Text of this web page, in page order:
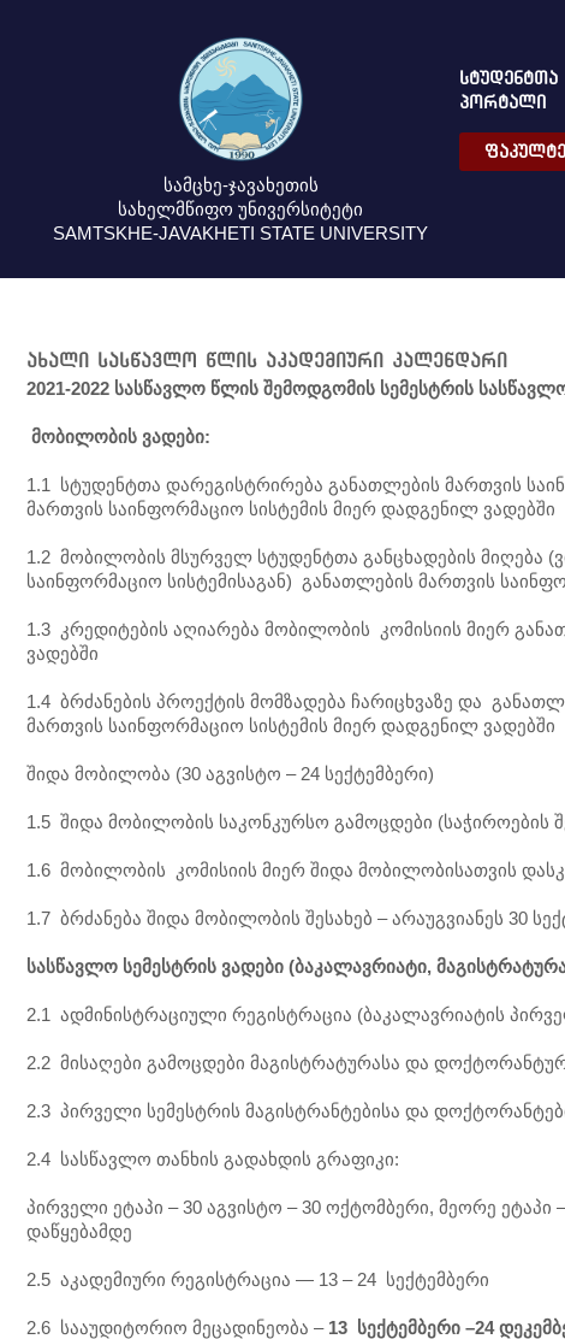
სამცხე-ჯავახეთის
სახელმწიფო უნივერსიტეტი
SAMTSKHE-JAVAKHETI STATE UNIVERSITY
ᲡᲢᲣᲓᲔᲜᲢᲗᲐ
ᲞᲝᲠᲢᲐᲚᲘ
ახალი სასწავლო წლის აკადემიური კალენდარი
2021-2022 სასწავლო წლის შემოდგომის სემესტრის
მობილობის ვადები:
1.1 სტუდენტთა დარეგისტრირება განათლების მართვის
მართვის საინფორმაციო სისტემის მიერ დადგენილ ვადებში
1.2 მობილობის მსურველ სტუდენტთა განცხადების
საინფორმაციო სისტემისაგან) განათლების მართვის
1.3 კრედიტების აღიარება მობილობის კომისიის მიერ
ვადებში
1.4 ბრძანების პროექტის მომზადება ჩარიცხვაზე და
მართვის საინფორმაციო სისტემის მიერ დადგენილ ვადებში
შიდა მობილობა (30 აგვისტო – 24 სექტემბერი)
1.5 შიდა მობილობის საკონკურსო გამოცდები (საჭიროების
1.6 მობილობის კომისიის მიერ შიდა მობილობისათვის
1.7 ბრძანება შიდა მობილობის შესახებ – არაუგვიანეს 30
სასწავლო სემესტრის ვადები (ბაკალავრიატი,
2.1 ადმინისტრაციული რეგისტრაცია (ბაკალავრიატის
2.2 მისაღები გამოცდები მაგისტრატურასა და
2.3 პირველი სემესტრის მაგისტრანტებისა და
2.4 სასწავლო თანხის გადახდის გრაფიკი:
პირველი ეტაპი – 30 აგვისტო – 30 ოქტომბერი, მეორე ეტაპი
დაწყებამდე
2.5 აკადემიური რეგისტრაცია — 13 – 24 სექტემბერი
2.6 სააუდიტორიო მეცადინეობა – 13 სექტემბერი –24